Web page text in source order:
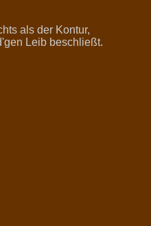
als der Kontur,
Leib beschließt.